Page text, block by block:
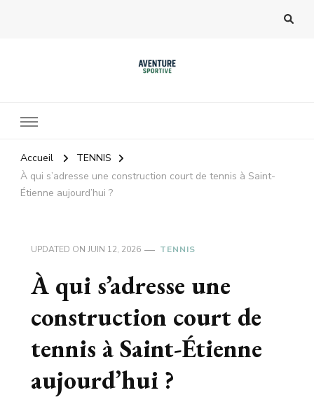
Accueil
TENNIS
À qui s’adresse une construction court de tennis à Saint-
Étienne aujourd’hui ?
UPDATED ON JUIN 12, 2026 TENNIS
À qui s’adresse une
construction court de
tennis à Saint-Étienne
aujourd’hui ?